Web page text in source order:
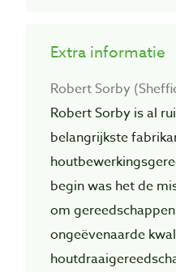
Extra informatie
Robert Sorby
Robert Sorby is al
belangrijkste
begin was het de
om
ongeëvenaarde